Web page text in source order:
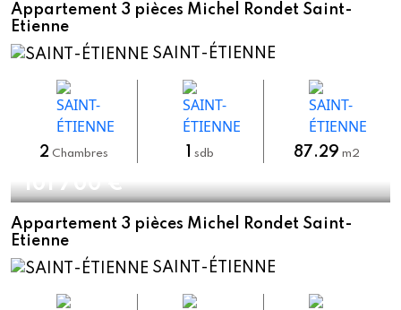
Appartement 3 pièces Michel Rondet Saint-
Etienne
SAINT-ÉTIENNE
2 Chambres sdb 87.29 m2
101 700 €
Appartement 3 pièces Michel Rondet Saint-
Etienne
SAINT-ÉTIENNE